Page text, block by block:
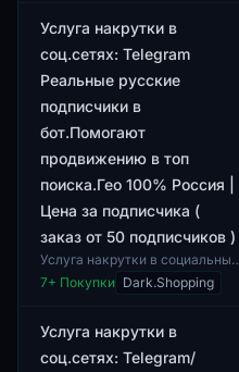
аудиторию, обеспечивая раз...
Услуга накрутки в
соц.сетях: Telegram
Реальные русские
подписчики в
бот.Помогают
продвижению в топ
поиска.Гео 100% Россия |
Цена за подписчика (
заказ от 50 подписчиков )
Услуга накрутки в социальных
сетях предоставляет
возможность получения
подписчиков в Telegram-ботах.
Да...
7+ Покупки Dark.Shopping
Услуга накрутки в
соц.сетях: Telegram/